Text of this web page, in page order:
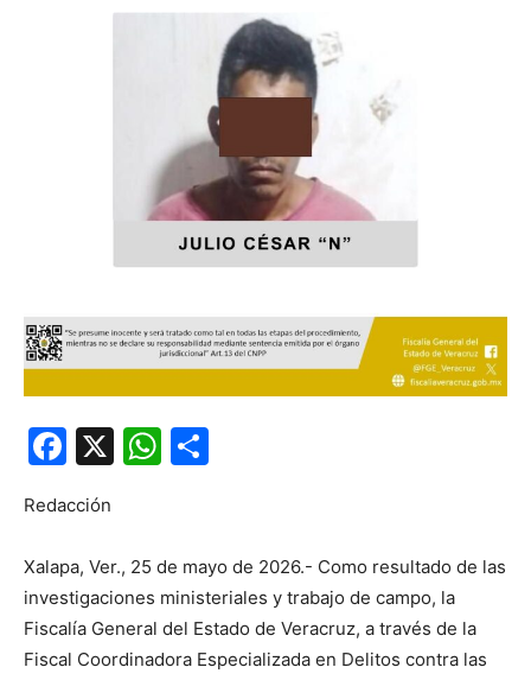
Facebook
X WhatsApp
Redacción
Xalapa, Ver., 25 de mayo de 2026.- Como resultado de las
investigaciones ministeriales y trabajo de campo, la
Fiscalía General del Estado de Veracruz, a través de la
Fiscal Coordinadora Especializada en Delitos contra las